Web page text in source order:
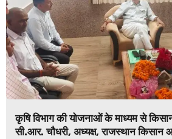
कृषि विभाग की योजनाओं के माध्यम से
सी.आर. चौधरी, अध्यक्ष, राजस्थान किसान